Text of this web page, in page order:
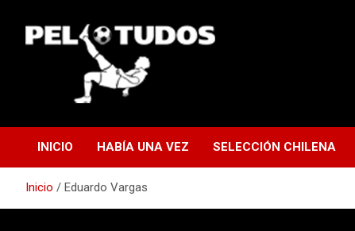
contenido
INICIO HABÍA UNA VEZ SELECCIÓN CHILENA
Inicio Eduardo Vargas